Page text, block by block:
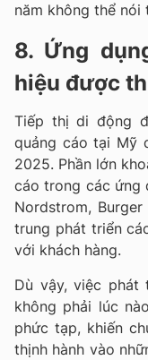
năm không thể nói
8. Ứng
hiệu được
Tiếp thị di động
quảng cáo tại Mỹ
2025. Phần lớn
cáo trong các ứng
Nordstrom,
trung phát triển
với khách hàng.
Dù vậy, việc
không phải lúc
phức tạp, khiến
thịnh hành vào